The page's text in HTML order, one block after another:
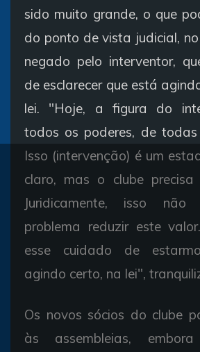
sido muito grande, o que
do ponto de vista judicial,
negado pelo interventor,
de esclarecer que está
lei. "Hoje, a figura do
todos os poderes, de todas
Isso (intervenção) é um
claro, mas o clube precisa
Juridicamente, isso não
problema reduzir este
esse cuidado de
agindo certo, na lei",
Os novos sócios do clube
às assembleias,